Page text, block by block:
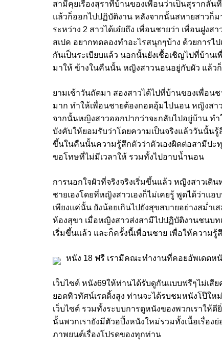
สามีคุยเรื่องสุราที่บ้านของเพื่อนว่าเป็นสุรากลั่
แล้วก็ออกไปปฏิบัติงาน หลังจากนั้นสหายสาว
ระหว่าง 2 สาวได้เอ๋ยถึง เพื่อนชายว่า เพื่อนฝูง
สเปค อยากทดลองทำอะไรสนุกๆบ้าง ด้วยการไ
กันเป็นระเบียบแล้ว นอกนั้นยังเชื้อเชิญไปที่บ้า
มาให้ ข้างในคืนนั้น หญิงสาวนอนอยู่กับผัว แล้ว
ยามเช้าวันถัดมา สองสาวได้ไปที่บ้านของเพื่อน
มาก ทำให้เพื่อนชายต้องกอดอุ้มไปนอน หญิงสา
จากนั้นหญิงสาวออกปากว่าจะกลับไปอยู่บ้าน ทำ
บังคับให้ยอมรับว่าโดยความเป็นจริงแล้ววันนั้นรู้
ขึ้นในคืนนั้นความรู้สึกตัวว่าตัวเองผิดต่อสามีปะ
ขอโทษที่ไม่มีเวลาให้ รวมทั้งไปอาบน้ำนอน
การนอกใจผัวที่จริงจริงเริ่มขึ้นแล้ว หญิงสาวเดิ
ชายเองโดยที่หญิงสาวเองก็ไม่เคยรู้ พูดได้ว่าแ
เพียงแค่นั้น ยังน้อยเกินไปยังสุขสบายอย่างสม่ำ
ห้องสุขา เมื่อหญิงสาวส่งสามีไปปฏิบัติงานชนบท
เริ่มขึ้นแล้ว และก็ครั้งนี้เพื่อนชาย เพื่อให้ความ
หนัง 18 ฟรี เรามีคณะทำงานที่คอยอัพเดตห
เว็บไซต์ หนัง69ให้ท่านได้รับดูกันแบบฟรีๆไม่เสี
ยอดทิวทัศน์เรตติ้งสูง ท่านจะได้รบชมหนังโป๊ให
เว็บไซต์ รวมทั้งระบบการดูหนังของพวกเราให้
นั้นพวกเรายังมีตัวอปิ้งหนังใหม่รวมทั้งเนื้อเรื่อ
ภาพยนต์เรื่องโปรดของทุกท่าน